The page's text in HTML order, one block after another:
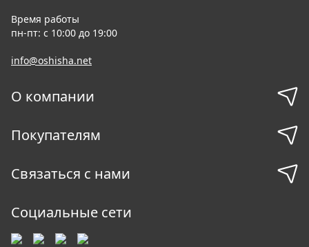
Время работы
пн-пт: с 10:00 до 19:00
info@oshisha.net
О компании
Покупателям
Связаться с нами
Социальные сети